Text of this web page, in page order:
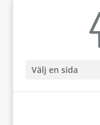
Välj en sida